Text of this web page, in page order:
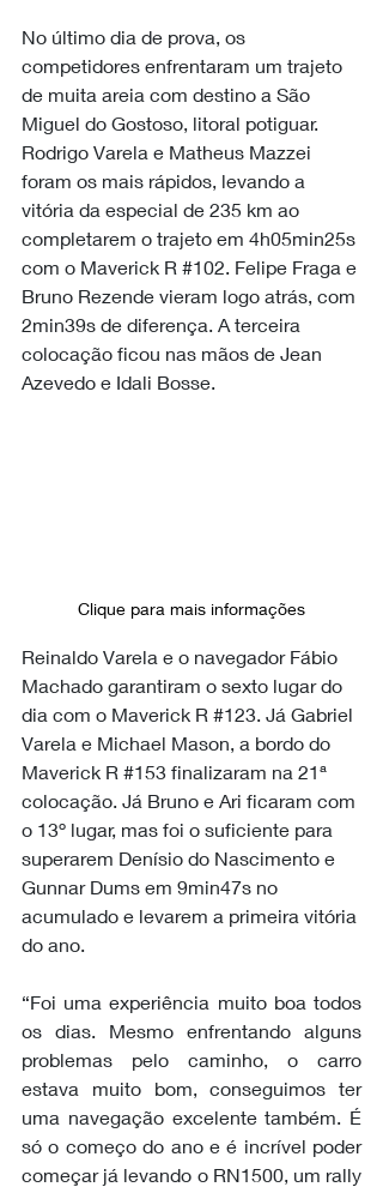
No último dia de prova, os
competidores enfrentaram um trajeto
de muita areia com destino a São
Miguel do Gostoso, litoral potiguar.
Rodrigo Varela e Matheus Mazzei
foram os mais rápidos, levando a
vitória da especial de 235 km ao
completarem o trajeto em 4h05min25s
com o Maverick R #102. Felipe Fraga e
Bruno Rezende vieram logo atrás, com
2min39s de diferença. A terceira
colocação ficou nas mãos de Jean
Azevedo e Idali Bosse.
Clique para mais informações
Reinaldo Varela e o navegador Fábio
Machado garantiram o sexto lugar do
dia com o Maverick R #123 . Já Gabriel
Varela e Michael Mason, a bordo do
Maverick R #153 finalizaram na 21ª
colocação. Já Bruno e Ari ficaram com
o 13º lugar, mas foi o suficiente para
superarem Denísio do Nascimento e
Gunnar Dums em 9min47s no
acumulado e levarem a primeira vitória
do ano.
“Foi uma experiência muito boa todos
os dias. Mesmo enfrentando alguns
problemas pelo caminho, o carro
estava muito bom, conseguimos ter
uma navegação excelente também. É
só o começo do ano e é incrível poder
começar já levando o RN1500, um rally